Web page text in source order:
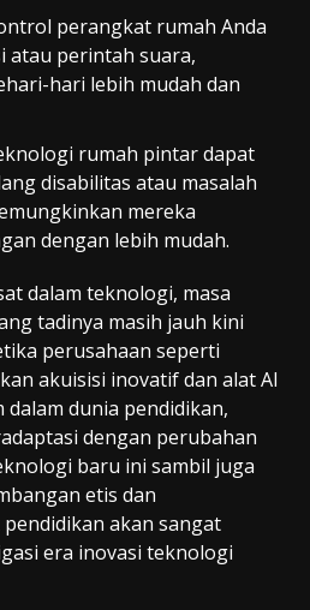
perangkat rumah Anda
atau perintah suara,
hari lebih mudah dan
rumah pintar dapat
disabilitas atau masalah
mereka
dengan lebih mudah.
dalam teknologi, masa
tadinya masih jauh kini
perusahaan seperti
akuisisi inovatif dan alat AI
dalam dunia pendidikan,
dengan perubahan
baru ini sambil juga
etis dan
akan sangat
era inovasi teknologi